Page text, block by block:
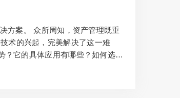
方案。 众所周知，资产管理既重
术的兴起，完美解决了这一难
？它的具体应用有哪些？如何选择